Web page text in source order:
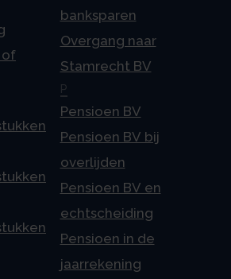
of
banksparen
Overgang naar
Stamrecht BV
P
Pensioen BV
Pensioen BV bij
overlijden
Pensioen BV en
echtscheiding
Pensioen in de
jaarrekening